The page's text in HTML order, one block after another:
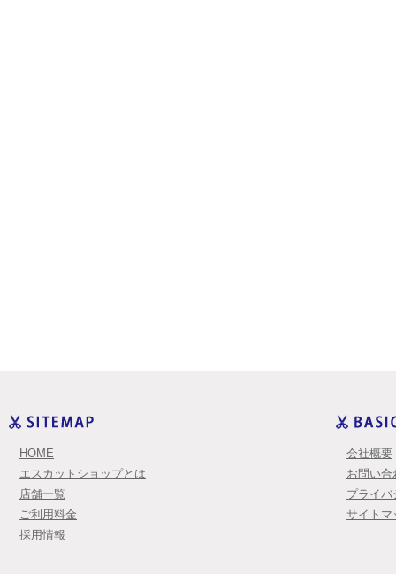
HOME
エスカットショップとは
店舗一覧
ご利用料金
採用情報
会社概要
お問い合
プライバ
サイトマ